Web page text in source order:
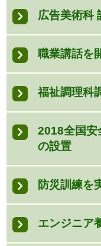
広告美術科
職業講話を
福祉調理科
2018全国
の設置
防災訓練を
エンジニア